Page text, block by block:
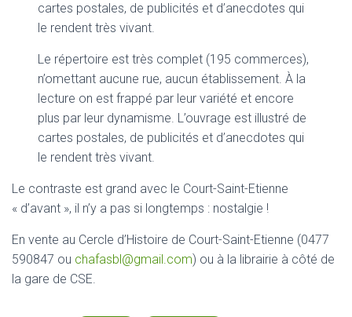
cartes postales, de publicités et d’anecdotes qui
le rendent très vivant.
Le répertoire est très complet (195 commerces),
n’omettant aucune rue, aucun établissement. À la
lecture on est frappé par leur variété et encore
plus par leur dynamisme. L’ouvrage est illustré de
cartes postales, de publicités et d’anecdotes qui
le rendent très vivant.
Le contraste est grand avec le Court-Saint-Etienne
« d’avant », il n’y a pas si longtemps : nostalgie !
En vente au Cercle d’Histoire de Court-Saint-Etienne (0477
590847 ou chafasbl@gmail.com) ou à la librairie à côté de
la gare de CSE.